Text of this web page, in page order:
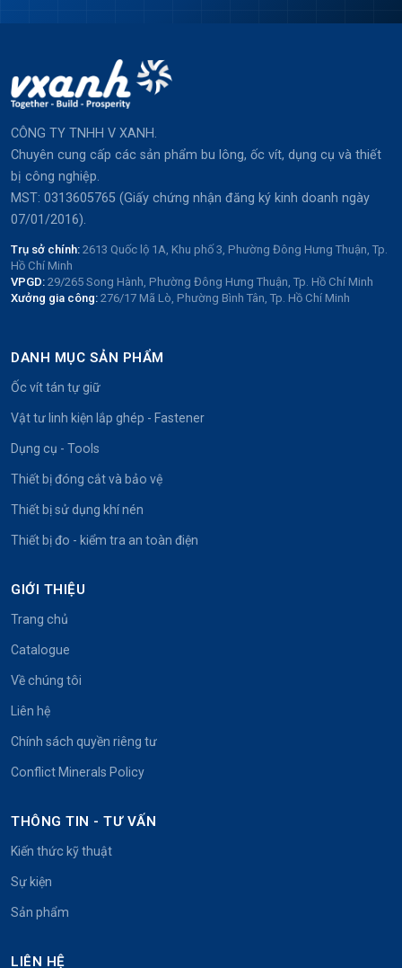
CÔNG TY TNHH V XANH.
Chuyên cung cấp các sản phẩm bu lông, ốc vít, dụng cụ và thiết
bị công nghiệp.
MST: 0313605765 (Giấy chứng nhận đăng ký kinh doanh ngày
07/01/2016).
Trụ sở chính: 2613 Quốc lộ 1A, Khu phố 3, Phường Đông Hưng Thuận, Tp.
Hồ Chí Minh
VPGD: 29/265 Song Hành, Phường Đông Hưng Thuận, Tp. Hồ Chí Minh
Xưởng gia công: 276/17 Mã Lò, Phường Bình Tân, Tp. Hồ Chí Minh
DANH MỤC SẢN PHẨM
Ốc vít tán tự giữ
Vật tư linh kiện lắp ghép - Fastener
Dụng cụ - Tools
Thiết bị đóng cắt và bảo vệ
Thiết bị sử dụng khí nén
Thiết bị đo - kiểm tra an toàn điện
GIỚI THIỆU
Trang chủ
Catalogue
Về chúng tôi
Liên hệ
Chính sách quyền riêng tư
Conflict Minerals Policy
THÔNG TIN - TƯ VẤN
Kiến thức kỹ thuật
Sự kiện
Sản phẩm
LIÊN HỆ